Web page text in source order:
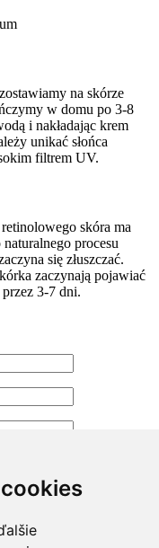
na skórze
w domu po 3-8
i nakładając krem
unikać słońca
filtrem UV.
skóra ma
procesu
się złuszczać.
zaczynają pojawiać
3-7 dni.